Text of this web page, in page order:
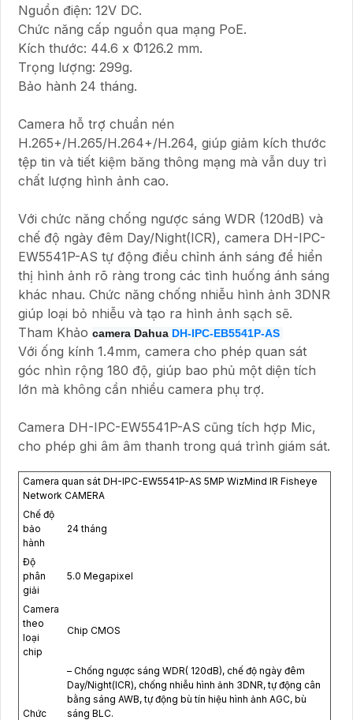
Nguồn điện: 12V DC.
Chức năng cấp nguồn qua mạng PoE.
Kích thước: 44.6 x Φ126.2 mm.
Trọng lượng: 299g.
Bảo hành 24 tháng.
Camera hỗ trợ chuẩn nén
H.265+/H.265/H.264+/H.264, giúp giảm kích thước
tệp tin và tiết kiệm băng thông mạng mà vẫn duy trì
chất lượng hình ảnh cao.
Với chức năng chống ngược sáng WDR (120dB) và
chế độ ngày đêm Day/Night(ICR), camera DH-IPC-
EW5541P-AS tự động điều chỉnh ánh sáng để hiển
thị hình ảnh rõ ràng trong các tình huống ánh sáng
khác nhau. Chức năng chống nhiễu hình ảnh 3DNR
giúp loại bỏ nhiễu và tạo ra hình ảnh sạch sẽ.
Tham Khảo camera Dahua DH-IPC-EB5541P-AS
Với ống kính 1.4mm, camera cho phép quan sát
góc nhìn rộng 180 độ, giúp bao phủ một diện tích
lớn mà không cần nhiều camera phụ trợ.
Camera DH-IPC-EW5541P-AS cũng tích hợp Mic,
cho phép ghi âm âm thanh trong quá trình giám sát.
Camera quan sát DH-IPC-EW5541P-AS 5MP WizMind IR Fisheye
Network CAMERA
Chế độ
bảo
hành
24 tháng
Độ
phân
giải
5.0 Megapixel
Camera
theo
loại
chip
Chip CMOS
Chức
– Chống ngược sáng WDR( 120dB), chế độ ngày đêm
Day/Night(ICR), chống nhiễu hình ảnh 3DNR, tự động cân
bằng sáng AWB, tự động bù tín hiệu hình ảnh AGC, bù
sáng BLC.